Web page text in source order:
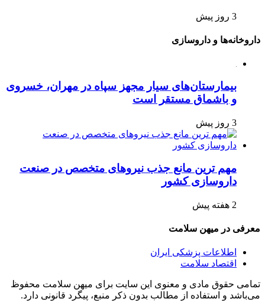
3 روز پیش
داروخانه‌ها و داروسازی
بیمارستان‌های سیار مجهز سپاه در مهران، خسروی
و باشماق مستقر است
3 روز پیش
مهم ترین مانع جذب نیروهای متخصص در صنعت
داروسازی کشور
2 هفته پیش
معرفی در میهن سلامت
اطلاعات پزشکی ایران
اقتصاد سلامت
تمامی حقوق مادی و معنوی این سایت برای میهن سلامت محفوظ
می‌باشد و استفاده از مطالب بدون ذکر منبع، پیگرد قانونی دارد.